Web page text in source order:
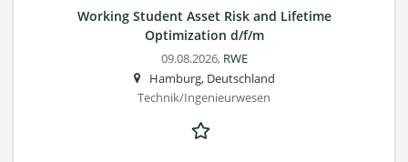
Working Student Asset Risk and Lifetime
Optimization d/f/m
09.08.2026, RWE
Hamburg, Deutschland
Technik/Ingenieurwesen